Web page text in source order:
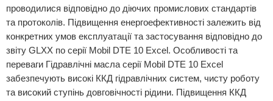
проводилися відповідно до діючих промислових стандартів
та протоколів. Підвищення енергоефективності залежить від
конкретних умов експлуатації та застосування відповідно до
звіту GLXX по серії Mobil DTE 10 Excel. Особливості та
переваги Гідравлічні масла серії Mobil DTE 10 Excel
забезпечують високі ККД гідравлічних систем, чисту роботу
та високий ступінь довговічності рідини. Підвищення ККД